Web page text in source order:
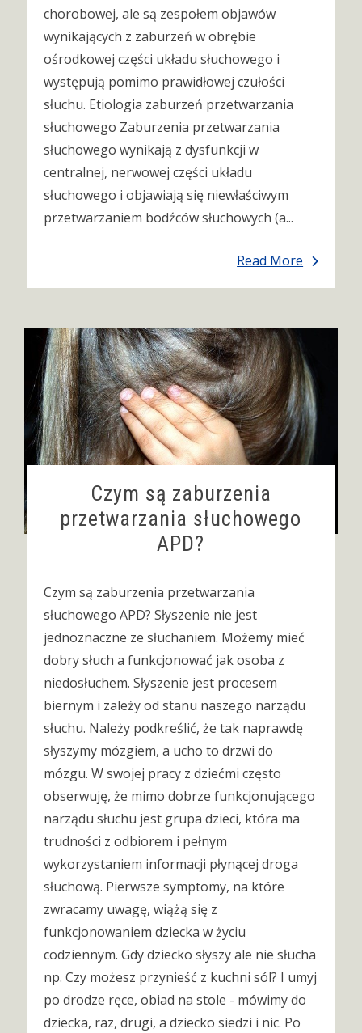
chorobowej, ale są zespołem objawów
wynikających z zaburzeń w obrębie
ośrodkowej części układu słuchowego i
występują pomimo prawidłowej czułości
słuchu. Etiologia zaburzeń przetwarzania
słuchowego Zaburzenia przetwarzania
słuchowego wynikają z dysfunkcji w
centralnej, nerwowej części układu
słuchowego i objawiają się niewłaściwym
przetwarzaniem bodźców słuchowych (a...
Read More
Czym są zaburzenia
przetwarzania słuchowego
APD?
Czym są zaburzenia przetwarzania
słuchowego APD? Słyszenie nie jest
jednoznaczne ze słuchaniem. Możemy mieć
dobry słuch a funkcjonować jak osoba z
niedosłuchem. Słyszenie jest procesem
biernym i zależy od stanu naszego narządu
słuchu. Należy podkreślić, że tak naprawdę
słyszymy mózgiem, a ucho to drzwi do
mózgu. W swojej pracy z dziećmi często
obserwuję, że mimo dobrze funkcjonującego
narządu słuchu jest grupa dzieci, która ma
trudności z odbiorem i pełnym
wykorzystaniem informacji płynącej droga
słuchową. Pierwsze symptomy, na które
zwracamy uwagę, wiążą się z
funkcjonowaniem dziecka w życiu
codziennym. Gdy dziecko słyszy ale nie słucha
np. Czy możesz przynieść z kuchni sól? I umyj
po drodze ręce, obiad na stole - mówimy do
dziecka, raz, drugi, a dziecko siedzi i nic. Po